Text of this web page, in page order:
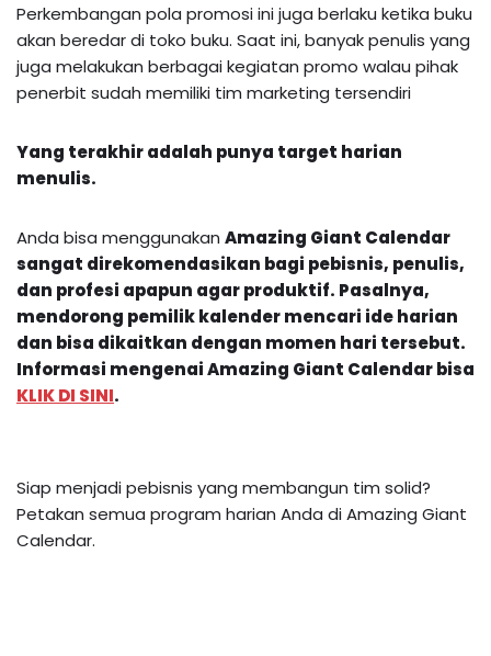
Perkembangan pola promosi ini juga berlaku ketika buku
akan beredar di toko buku. Saat ini, banyak penulis yang
juga melakukan berbagai kegiatan promo walau pihak
penerbit sudah memiliki tim marketing tersendiri
Yang terakhir adalah punya target harian
menulis.
Anda bisa menggunakan Amazing Giant Calendar
sangat direkomendasikan bagi pebisnis, penulis,
dan profesi apapun agar produktif. Pasalnya,
mendorong pemilik kalender mencari ide harian
dan bisa dikaitkan dengan momen hari tersebut.
Informasi mengenaiAmazing Giant Calendarbisa
KLIK DI SINI.
Siap menjadi pebisnis yang membangun tim solid?
Petakan semua program harian Anda di Amazing Giant
Calendar.